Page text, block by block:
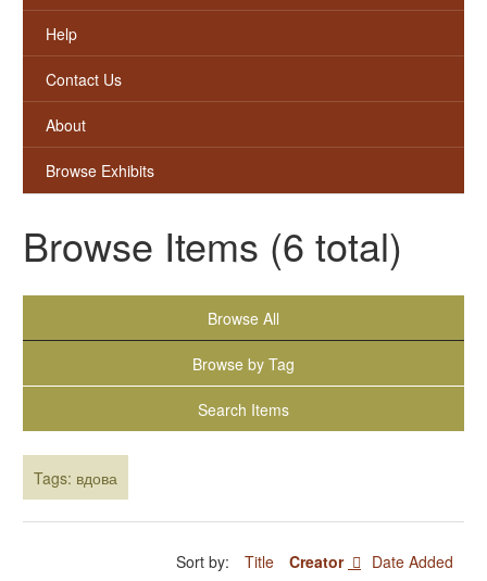
Help
Contact Us
About
Browse Exhibits
Browse Items (6 total)
Browse All
Browse by Tag
Search Items
Tags: вдова
Sort by: Title Creator Date Added